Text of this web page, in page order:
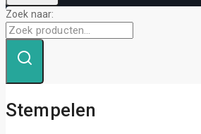
Zoek naar:
Stempelen